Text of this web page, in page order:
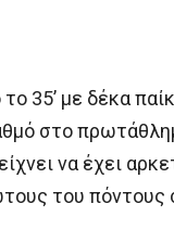
35’ με δέκα
στο
να έχει
του